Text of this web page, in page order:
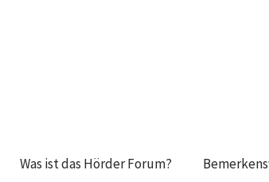
Was ist das Hörder Forum?